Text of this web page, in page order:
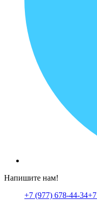
Напишите нам!
+7 (977) 678-44-34